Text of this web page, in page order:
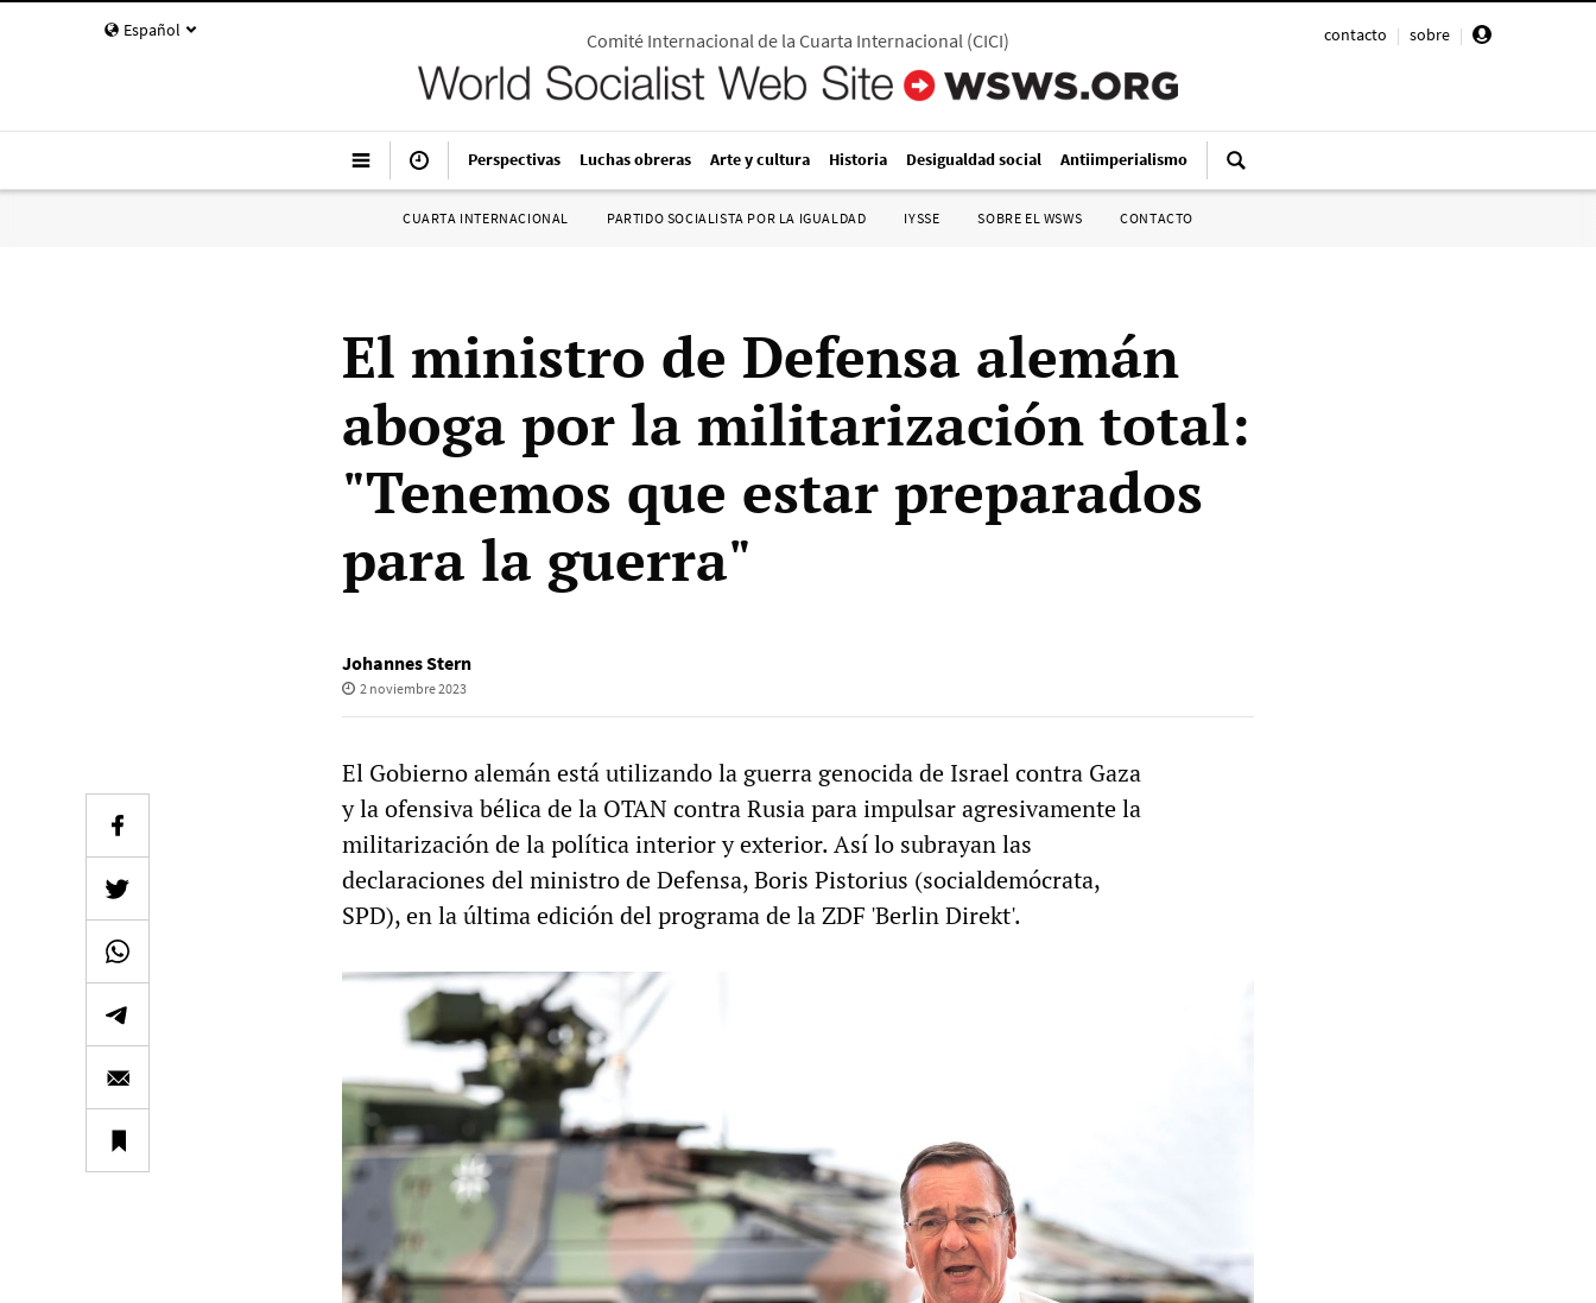
Español contacto | sobre |
Comité Internacional de la Cuarta Internacional (CICI)
Perspectivas Luchas obreras Arte y cultura Historia Desigualdad social Antiimperialismo
CUARTA INTERNACIONAL PARTIDO SOCIALISTA POR LA IGUALDAD IYSSE SOBRE EL WSWS CONTACTO
El ministro de Defensa alemán
aboga por la militarización total:
"Tenemos que estar preparados
para la guerra"
Johannes Stern
2 noviembre 2023
El Gobierno alemán está utilizando la guerra genocida de Israel contra Gaza
y la ofensiva bélica de la OTAN contra Rusia para impulsar agresivamente la
militarización de la política interior y exterior. Así lo subrayan las
declaraciones del ministro de Defensa, Boris Pistorius (socialdemócrata,
SPD), en la última edición del programa de la ZDF 'Berlin Direkt'.